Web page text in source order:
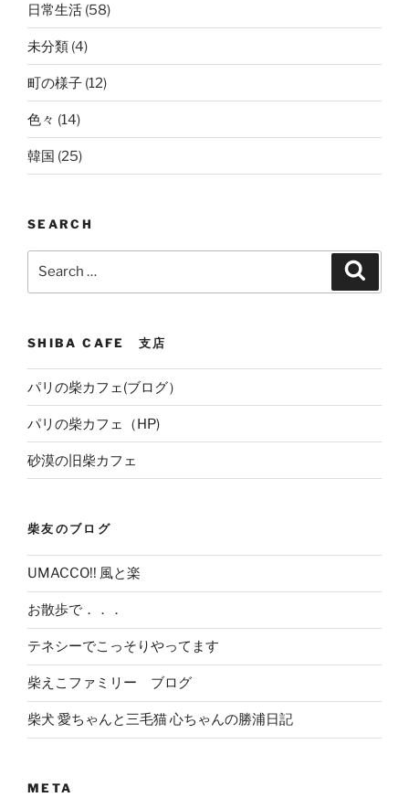
日常生活 (58)
未分類 (4)
町の様子 (12)
色々 (14)
韓国 (25)
SEARCH
SHIBA CAFE 支店
パリの柴カフェ(ブログ）
パリの柴カフェ（HP)
砂漠の旧柴カフェ
柴友のブログ
UMACCO!! 風と楽
お散歩で．．．
テネシーでこっそりやってます
柴えこファミリー ブログ
柴犬 愛ちゃんと三毛猫 心ちゃんの勝浦日記
META